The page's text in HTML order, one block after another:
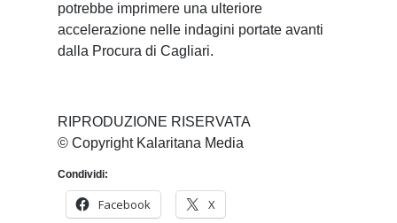
potrebbe imprimere una ulteriore
accelerazione nelle indagini portate avanti
dalla Procura di Cagliari.
RIPRODUZIONE RISERVATA
© Copyright Kalaritana Media
Condividi:
Facebook X